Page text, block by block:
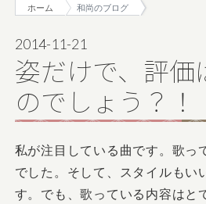
ホーム 和尚のブログ
2014-11-21
姿だけで、評価
のでしょう？！
私が注目している曲です。歌っ
でした。そして、スタイルもい
す。でも、歌っている内容はと